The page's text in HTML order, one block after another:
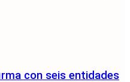
con seis entidades